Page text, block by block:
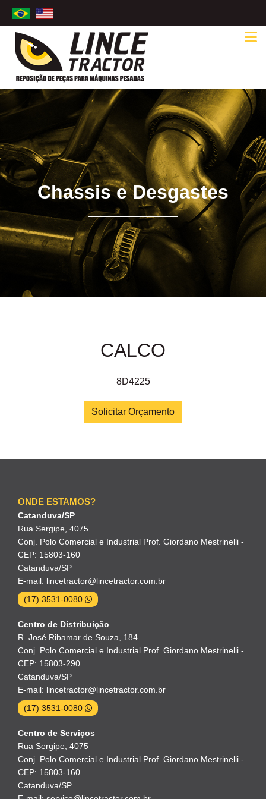
Chassis e Desgastes
CALCO
8D4225
Solicitar Orçamento
ONDE ESTAMOS?
Catanduva/SP
Rua Sergipe, 4075
Conj. Polo Comercial e Industrial Prof. Giordano Mestrinelli -
CEP: 15803-160
Catanduva/SP
E-mail: lincetractor@lincetractor.com.br
(17) 3531-0080
Centro de Distribuição
R. José Ribamar de Souza, 184
Conj. Polo Comercial e Industrial Prof. Giordano Mestrinelli -
CEP: 15803-290
Catanduva/SP
E-mail: lincetractor@lincetractor.com.br
(17) 3531-0080
Centro de Serviços
Rua Sergipe, 4075
Conj. Polo Comercial e Industrial Prof. Giordano Mestrinelli -
CEP: 15803-160
Catanduva/SP